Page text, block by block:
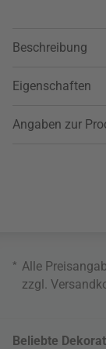
Beschreibung
Eigenschaften
Angaben zur
* Alle
zzgl.
Beliebte